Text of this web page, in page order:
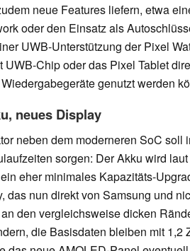
neue Features liefern, etwa
oder den Einsatz als
UWB-Unterstützung der Pixel
UWB-Chip oder das Pixel Tablet
genutzt werden
neues Display
neben dem moderneren SoC soll
sorgen: Der Akku wird
eher minimales Kapazitäts-
das nun direkt von Samsung und
den vergleichsweise dicken
die Basisdaten bleiben mit 1,2